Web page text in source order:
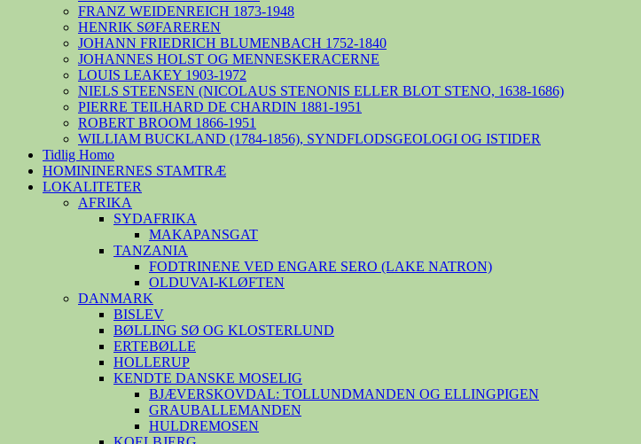
FRANZ WEIDENREICH 1873-1948
HENRIK SØFAREREN
JOHANN FRIEDRICH BLUMENBACH 1752-1840
JOHANNES HOLST OG MENNESKERACERNE
LOUIS LEAKEY 1903-1972
NIELS STEENSEN (NICOLAUS STENONIS ELLER BLOT STENO, 1638-1686)
PIERRE TEILHARD DE CHARDIN 1881-1951
ROBERT BROOM 1866-1951
WILLIAM BUCKLAND (1784-1856), SYNDFLODSGEOLOGI OG ISTIDER
Tidlig Homo
HOMININERNES STAMTRÆ
LOKALITETER
AFRIKA
SYDAFRIKA
MAKAPANSGAT
TANZANIA
FODTRINENE VED ENGARE SERO (LAKE NATRON)
OLDUVAI-KLØFTEN
DANMARK
BISLEV
BØLLING SØ OG KLOSTERLUND
ERTEBØLLE
HOLLERUP
KENDTE DANSKE MOSELIG
BJÆVERSKOVDAL: TOLLUNDMANDEN OG ELLINGPIGEN
GRAUBALLEMANDEN
HULDREMOSEN